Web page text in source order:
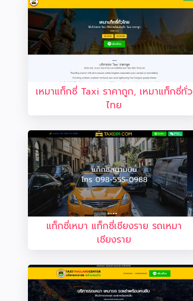
เหมาแท็กซี่ Taxi ราคาถูก, เหมาแท็กซี่ทั่ว
ไทย
แท็กซี่เหมา แท็กซี่เชียงราย รถเหมา
เชียงราย